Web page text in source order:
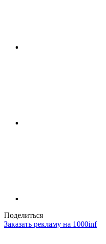
Поделиться
Заказать рекламу на 1000inf